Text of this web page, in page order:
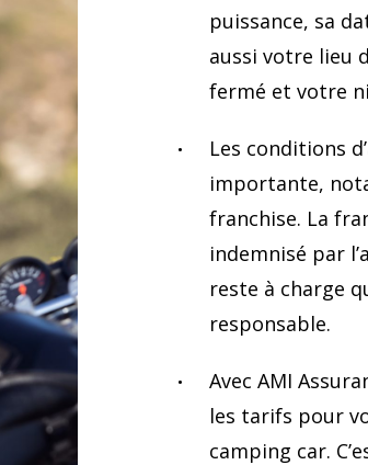
puissance, sa
aussi votre lieu
fermé et votre
Les conditions
importante,
franchise. La
indemnisé par
reste à charge
responsable.
Avec AMI
les tarifs pour
camping car.